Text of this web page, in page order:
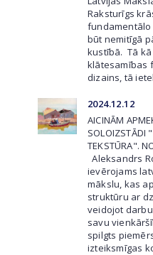
Raksturīgs
fundamentālo
būt nemitīgā
kustībā. Tā kā
klātesamības
dizains, tā
2024.12.12
AICINĀM
SOLOIZSTĀDI
TEKSTŪRA".
Aleksandrs
ievērojams
mākslu, kas
struktūru ar
veidojot
savu
spilgts
izteiksmīgas